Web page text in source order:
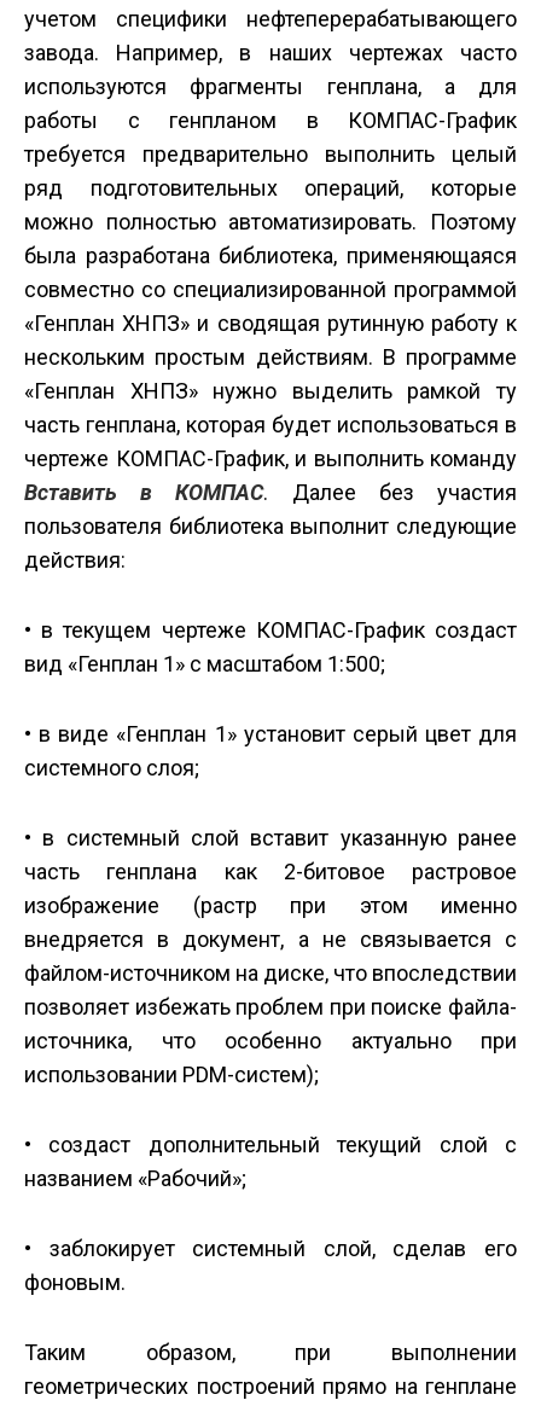
учетом специфики нефтеперерабатывающего
завода. Например, в наших чертежах часто
используются фрагменты генплана, а для
работы с генпланом в КОМПАС-График
требуется предварительно выполнить целый
ряд подготовительных операций, которые
можно полностью автоматизировать. Поэтому
была разработана библиотека, применяющаяся
совместно со специализированной программой
«Генплан ХНПЗ» и сводящая рутинную работу к
нескольким простым действиям. В программе
«Генплан ХНПЗ» нужно выделить рамкой ту
часть генплана, которая будет использоваться в
чертеже КОМПАС-График, и выполнить команду
Вставить в КОМПАС. Далее без участия
пользователя библиотека выполнит следующие
действия:
• в текущем чертеже КОМПАС-График создаст
вид «Генплан 1» с масштабом 1:500;
• в виде «Генплан 1» установит серый цвет для
системного слоя;
• в системный слой вставит указанную ранее
часть генплана как 2-битовое растровое
изображение (растр при этом именно
внедряется в документ, а не связывается с
файлом-источником на диске, что впоследствии
позволяет избежать проблем при поиске файла-
источника, что особенно актуально при
использовании PDM-систем);
• создаст дополнительный текущий слой с
названием «Рабочий»;
• заблокирует системный слой, сделав его
фоновым.
Таким образом, при выполнении
геометрических построений прямо на генплане